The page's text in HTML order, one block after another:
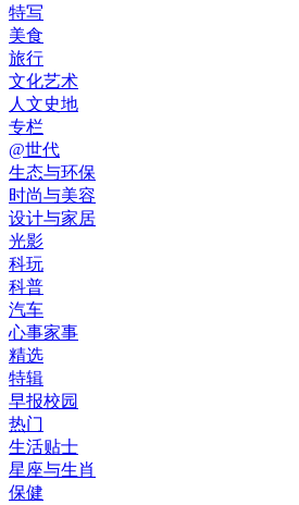
特写
美食
旅行
文化艺术
人文史地
专栏
@世代
生态与环保
时尚与美容
设计与家居
光影
科玩
科普
汽车
心事家事
精选
特辑
早报校园
热门
生活贴士
星座与生肖
保健